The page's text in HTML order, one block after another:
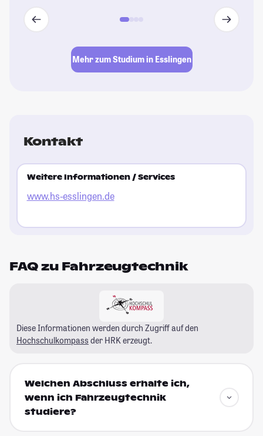
Mehr zum Studium in Esslingen
Kontakt
Weitere Informationen / Services
www.hs-esslingen.de
FAQ zu Fahrzeugtechnik
Diese Informationen werden durch Zugriff auf den
Hochschulkompass der HRK erzeugt.
Welchen Abschluss erhalte ich,
wenn ich Fahrzeugtechnik
studiere?